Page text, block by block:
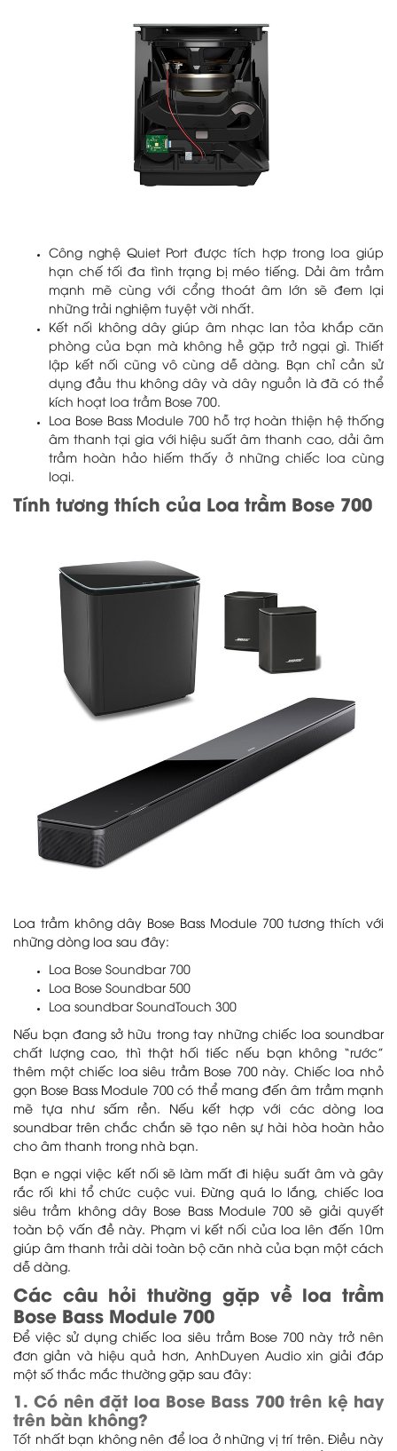
Công nghệ Quiet Port được tích hợp trong loa giúp
hạn chế tối đa tình trạng bị méo tiếng. Dải âm trầm
mạnh mẽ cùng với cổng thoát âm lớn sẽ đem lại
những trải nghiệm tuyệt vời nhất.
Kết nối không dây giúp âm nhạc lan tỏa khắp căn
phòng của bạn mà không hề gặp trở ngại gì. Thiết
lập kết nối cũng vô cùng dễ dàng. Bạn chỉ cần sử
dụng đầu thu không dây và dây nguồn là đã có thể
kích hoạt loa trầm Bose 700.
Loa Bose Bass Module 700 hỗ trợ hoàn thiện hệ thống
âm thanh tại gia với hiệu suất âm thanh cao, dải âm
trầm hoàn hảo hiếm thấy ở những chiếc loa cùng
loại.
Tính tương thích của Loa trầm Bose 700
Loa trầm không dây Bose Bass Module 700 tương thích với
những dòng loa sau đây:
Loa Bose Soundbar 700
Loa Bose Soundbar 500
Loa soundbar SoundTouch 300
Nếu bạn đang sở hữu trong tay những chiếc loa soundbar
chất lượng cao, thì thật hối tiếc nếu bạn không “rước”
thêm một chiếc loa siêu trầm Bose 700 này. Chiếc loa nhỏ
gọn Bose Bass Module 700 có thể mang đến âm trầm mạnh
mẽ tựa như sấm rền. Nếu kết hợp với các dòng loa
soundbar trên chắc chắn sẽ tạo nên sự hài hòa hoàn hảo
cho âm thanh trong nhà bạn.
Bạn e ngại việc kết nối sẽ làm mất đi hiệu suất âm và gây
rắc rối khi tổ chức cuộc vui. Đừng quá lo lắng, chiếc loa
siêu trầm không dây Bose Bass Module 700 sẽ giải quyết
toàn bộ vấn đề này. Phạm vi kết nối của loa lên đến 10m
giúp âm thanh trải dài toàn bộ căn nhà của bạn một cách
dễ dàng.
Các câu hỏi thường gặp về loa trầm
Bose Bass Module 700
Để việc sử dụng chiếc loa siêu trầm Bose 700 này trở nên
đơn giản và hiệu quả hơn, AnhDuyen Audio xin giải đáp
một số thắc mắc thường gặp sau đây:
1. Có nên đặt loa Bose Bass 700 trên kệ hay
trên bàn không?
Tốt nhất bạn không nên để loa ở những vị trí trên. Điều này